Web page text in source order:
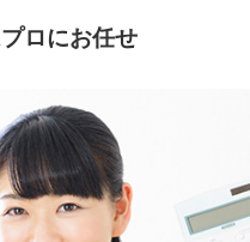
ロにお任せ